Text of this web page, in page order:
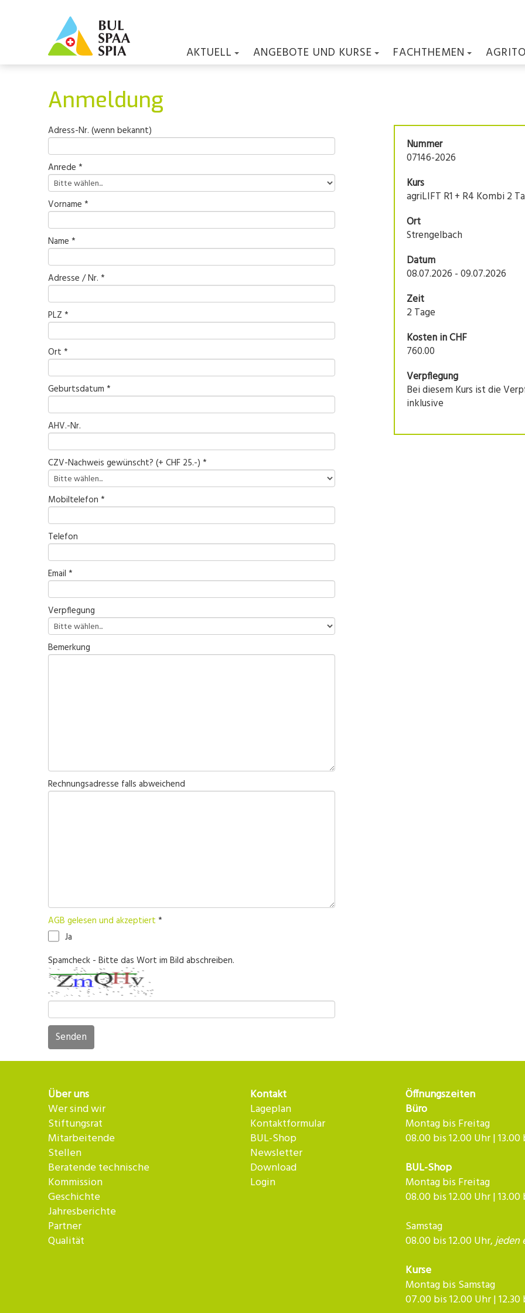
AKTUELL ANGEBOTE UND KURSE FACHTHEMEN
Anmeldung
Nummer
07146-2026
Kurs
agriLIFT R1 + R4 Kombi 2
Ort
Strengelbach
Datum
08.07.2026 - 09.07.2026
Zeit
2 Tage
Kosten in CHF
760.00
Verpflegung
Bei diesem Kurs ist die
inklusive
Adress-Nr. (wenn bekannt)
Anrede *
Vorname *
Name *
Adresse / Nr. *
PLZ *
Ort *
Geburtsdatum *
AHV.-Nr.
CZV-Nachweis gewünscht? (+ CHF 25.-) *
Mobiltelefon *
Telefon
Email *
Verpflegung
Bemerkung
Rechnungsadresse falls abweichend
AGB gelesen und akzeptiert *
Ja
Spamcheck - Bitte das Wort im Bild abschreiben.
Über uns
Wer sind wir
Stiftungsrat
Mitarbeitende
Stellen
Beratende technische
Kommission
Geschichte
Jahresberichte
Partner
Qualität
Kontakt
Lageplan
Kontaktformular
BUL-Shop
Newsletter
Download
Login
Öffnungszeiten
Büro
Montag bis Freitag
08.00 bis 12.00 Uhr |
BUL-Shop
Montag bis Freitag
08.00 bis 12.00 Uhr |
Samstag
08.00 bis 12.00 Uhr,jeden
Kurse
Montag bis Samstag
07.00 bis 12.00 Uhr |